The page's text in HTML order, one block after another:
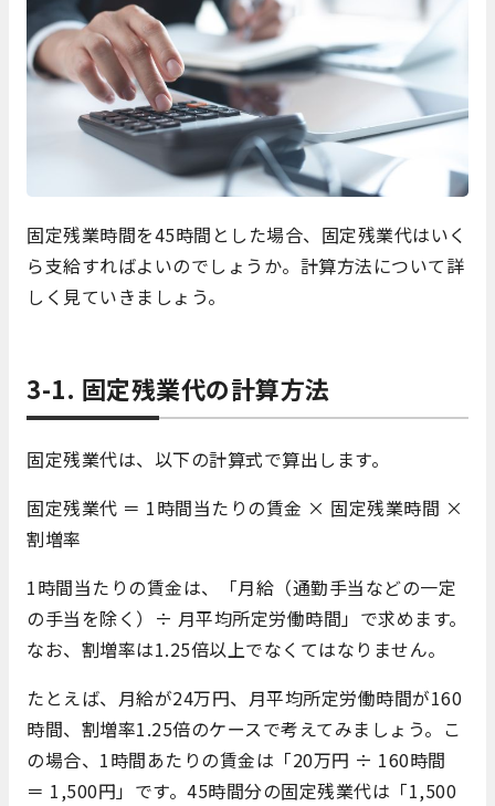
固定残業時間を45時間とした場合、固定残業代はいく
ら支給すればよいのでしょうか。計算方法について詳
しく見ていきましょう。
3-1. 固定残業代の計算方法
固定残業代は、以下の計算式で算出します。
固定残業代 ＝ 1時間当たりの賃金 × 固定残業時間 ×
割増率
1時間当たりの賃金は、「月給（通勤手当などの一定
の手当を除く）÷ 月平均所定労働時間」で求めます。
なお、割増率は1.25倍以上でなくてはなりません。
たとえば、月給が24万円、月平均所定労働時間が160
時間、割増率1.25倍のケースで考えてみましょう。こ
の場合、1時間あたりの賃金は「20万円 ÷ 160時間
＝ 1,500円」です。45時間分の固定残業代は「1,500